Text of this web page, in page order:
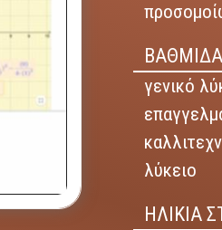
γενικό
λύκειο
ΗΛΙΚΙΑ